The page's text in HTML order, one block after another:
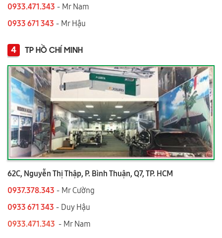
0933.471.343 - Mr Nam
0933 671 343 - Mr Hậu
4 TP HỒ CHÍ MINH
62C, Nguyễn Thị Thập, P. Bình Thuận, Q7, TP. HCM
0937.378.343 - Mr Cường
0933 671 343 - Duy Hậu
0933.471.343 - Mr Nam